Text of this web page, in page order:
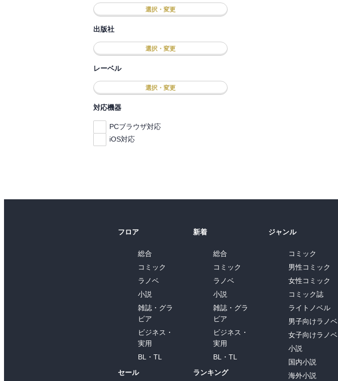
選択・変更
出版社
選択・変更
レーベル
選択・変更
対応機器
PCブラウザ対応
iOS対応
フロア
総合
コミック
ラノベ
小説
雑誌・グラ
ビア
ビジネス・
実用
BL・TL
セール
新着
総合
コミック
ラノベ
小説
雑誌・グラ
ビア
ビジネス・
実用
BL・TL
ランキング
ジャンル
コミック
男性コミック
女性コミック
コミック誌
ライトノベル
男子向けラノベ
女子向けラノベ
小説
国内小説
海外小説